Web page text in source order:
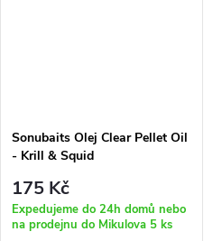
Sonubaits Olej Clear Pellet Oil
- Krill & Squid
175 Kč
Expedujeme do 24h domů nebo
na prodejnu do Mikulova 5 ks